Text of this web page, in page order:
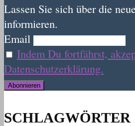
Lassen Sie sich über die
informieren.
Email
Indem Du fortfährst,
Datenschutzerklärung.
SCHLAGWÖRTER